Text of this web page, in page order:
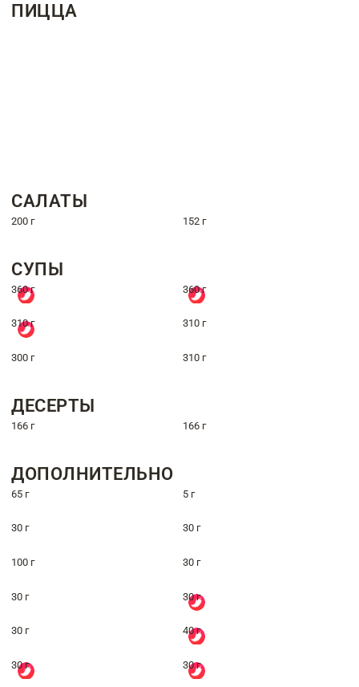
ПИЦЦА
САЛАТЫ
200 г 152 г
СУПЫ
360 г 360 г
310 г 310 г
300 г 310 г
ДЕСЕРТЫ
166 г 166 г
ДОПОЛНИТЕЛЬНО
65 г 5 г
30 г 30 г
100 г 30 г
30 г 30 г
30 г 40 г
30 г 30 г